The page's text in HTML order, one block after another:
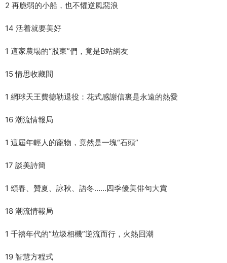
2 再脆弱的小船，也不懼逆風惡浪
14 活着就要美好
1 這家農場的“股東”們，竟是B站網友
15 情思收藏間
1 網球天王費德勒退役：花式感謝信裏是永遠的熱愛
16 潮流情報局
1 這屆年輕人的寵物，竟然是一塊“石頭”
17 談美詩簡
1 頌春、贊夏、詠秋、語冬……四季優美俳句大賞
18 潮流情報局
1 千禧年代的“垃圾相機”逆流而行，火熱回潮
19 智慧方程式